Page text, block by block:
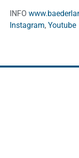
INFO
Instagram, Youtube